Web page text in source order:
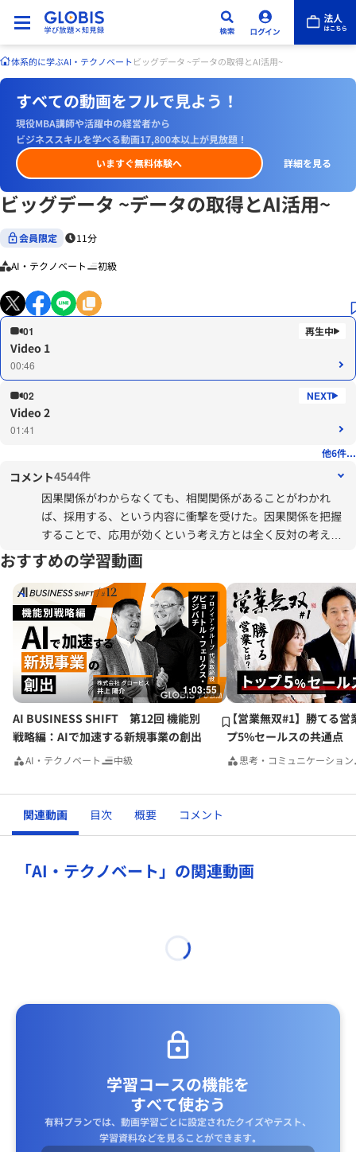
体系的に学ぶAI・テクノベートビッグデータ ~データの取得とAI活用~
すべての動画をフルで見よう！
現役MBA講師や活躍中の経営者から
ビジネススキルを学べる動画17,800本以上が見放題！
いますぐ無料体験へ
詳細を見る
ビッグデータ ~データの取得とAI活用~
会員限定 11分
AI・テクノベート 初級
01
Video 1
00:46
02
Video 2
01:41
他6件...
コメント4544件
因果関係がわからなくても、相関関係があることがわかれ
ば、採用する、という内容に衝撃を受けた。因果関係を把握
することで、応用が効くという考え方とは全く反対の考え方
で自分の考え方の古さを感じてしまった。
それでも、自分としては因果関係をはっきりとすることを進
めていきたい。ビッグデータの解析にすべてを任せるという
のは、「人が考えることを止める」、という危険な方向へと
誘うものだと考えるから。
おすすめの学習動画
1:03:55
AI BUSINESS SHIFT 第12回 機能別
戦略編：AIで加速する新規事業の創出
AI・テクノベート 中級
【営業無双#1】勝てる営
プ5%セールスの共通点
思考・コミュニケーション
関連動画 目次 概要 コメント
「AI・テクノベート」の関連動画
学習コースの機能を
すべて使おう
有料プランでは、動画学習ごとに設定されたクイズやテスト、
学習資料などを見ることができます｡